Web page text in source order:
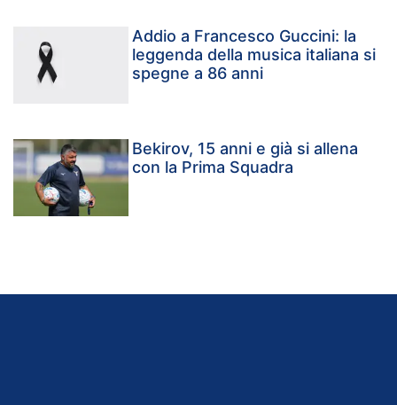
Addio a Francesco Guccini: la
leggenda della musica italiana si
spegne a 86 anni
Bekirov, 15 anni e già si allena
con la Prima Squadra